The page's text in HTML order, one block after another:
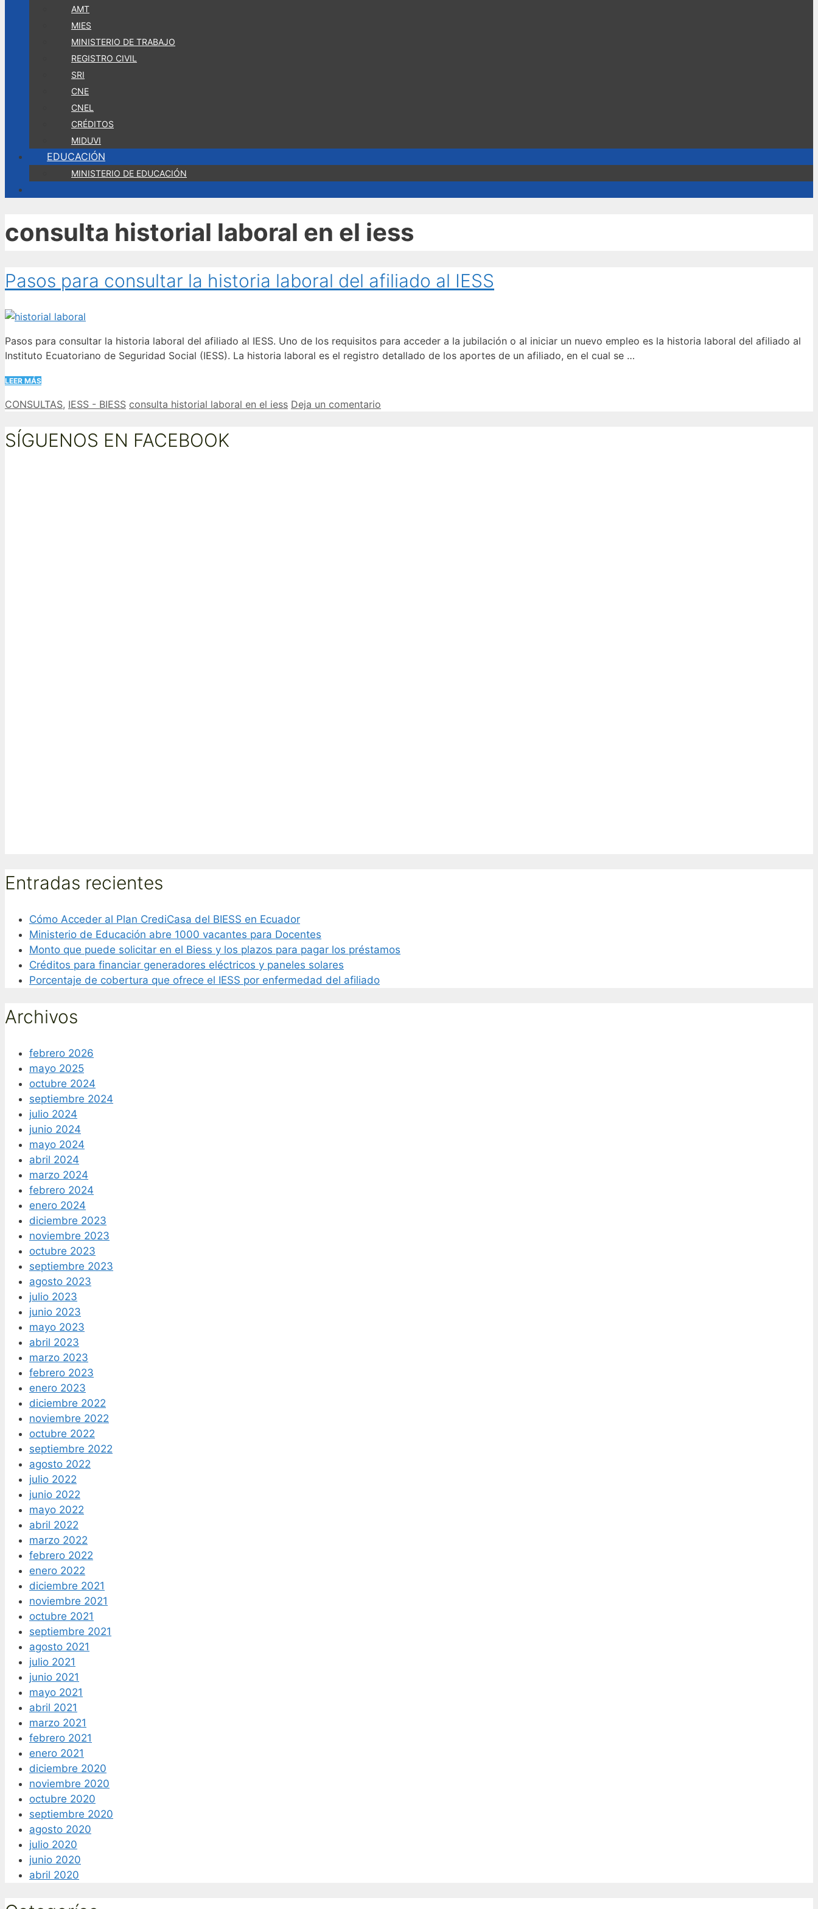
AMT
MIES
MINISTERIO DE TRABAJO
REGISTRO CIVIL
SRI
CNE
CNEL
CRÉDITOS
MIDUVI
EDUCACIÓN
MINISTERIO DE EDUCACIÓN
consulta historial laboral en el iess
Pasos para consultar la historia laboral del afiliado al IESS
Pasos para consultar la historia laboral del afiliado al IESS. Uno de los requisitos para acceder a la jubilación o al iniciar un nuevo empleo es la historia laboral del afiliado al
Instituto Ecuatoriano de Seguridad Social (IESS). La historia laboral es el registro detallado de los aportes de un afiliado, en el cual se …
LEER MÁS
Categorías
CONSULTAS, IESS - BIESS Etiquetas
consulta historial laboral en el iess Deja un comentario
SÍGUENOS EN FACEBOOK
Entradas recientes
Cómo Acceder al Plan CrediCasa del BIESS en Ecuador
Ministerio de Educación abre 1000 vacantes para Docentes
Monto que puede solicitar en el Biess y los plazos para pagar los préstamos
Créditos para financiar generadores eléctricos y paneles solares
Porcentaje de cobertura que ofrece el IESS por enfermedad del afiliado
Archivos
febrero 2026
mayo 2025
octubre 2024
septiembre 2024
julio 2024
junio 2024
mayo 2024
abril 2024
marzo 2024
febrero 2024
enero 2024
diciembre 2023
noviembre 2023
octubre 2023
septiembre 2023
agosto 2023
julio 2023
junio 2023
mayo 2023
abril 2023
marzo 2023
febrero 2023
enero 2023
diciembre 2022
noviembre 2022
octubre 2022
septiembre 2022
agosto 2022
julio 2022
junio 2022
mayo 2022
abril 2022
marzo 2022
febrero 2022
enero 2022
diciembre 2021
noviembre 2021
octubre 2021
septiembre 2021
agosto 2021
julio 2021
junio 2021
mayo 2021
abril 2021
marzo 2021
febrero 2021
enero 2021
diciembre 2020
noviembre 2020
octubre 2020
septiembre 2020
agosto 2020
julio 2020
junio 2020
abril 2020